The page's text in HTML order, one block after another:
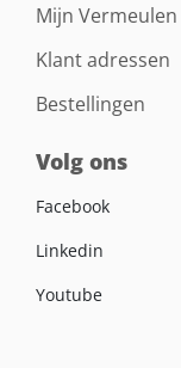
Mijn Vermeulen
Klant adressen
Bestellingen
Volg ons
Facebook
Linkedin
Youtube